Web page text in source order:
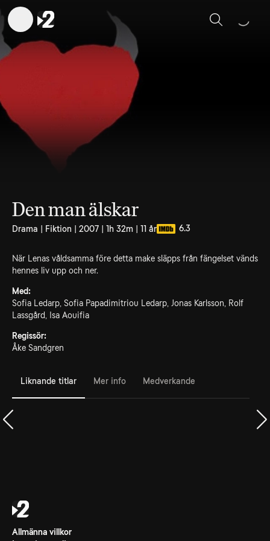
Sök
Den man älskar
Drama | Fiktion | 2007 | 1h 32m | 11 år 6.3
När Lenas våldsamma före detta make släpps från fängelset vänds
hennes liv upp och ner.
Med:
Sofia Ledarp, Sofia Papadimitriou Ledarp, Jonas Karlsson, Rolf
Lassgård, Isa Aouifia
Regissör:
Åke Sandgren
Liknande titlar Mer info Medverkande
Allmänna villkor